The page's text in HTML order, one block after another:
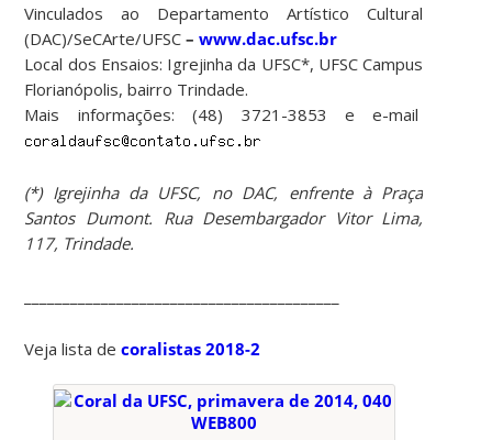
Vinculados ao Departamento Artístico Cultural
(DAC)/SeCArte/UFSC – www.dac.ufsc.br
Local dos Ensaios: Igrejinha da UFSC*, UFSC Campus
Florianópolis, bairro Trindade.
Mais informações: (48) 3721-3853 e e-mail
(*) Igrejinha da UFSC, no DAC, enfrente à Praça
Santos Dumont. Rua Desembargador Vitor Lima,
117, Trindade.
Veja lista decoralistas 2018-2